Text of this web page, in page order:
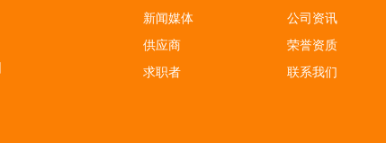
新闻媒体
供应商
求职者
公司资讯
荣誉资质
联系我们